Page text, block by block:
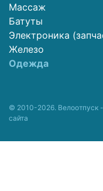
Массаж
Батуты
Электроника
Железо
Одежда
© 2010-2026. Велоотпуск
сайта